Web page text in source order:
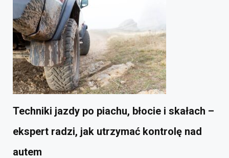
Techniki jazdy po piachu, błocie i skałach –
ekspert radzi, jak utrzymać kontrolę nad
autem